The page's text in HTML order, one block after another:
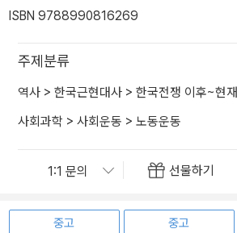
ISBN 9788990816269
주제분류
역사 > 한국근현대사 > 한국전쟁 이후~현재
사회과학 > 사회운동 > 노동운동
선물하기
중고
중고